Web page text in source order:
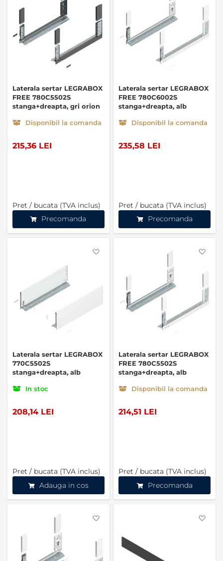
Laterala sertar LEGRABOX
FREE 780C5502S
stanga+dreapta, gri orion
Disponibil la comanda
215,36 LEI
Pret / bucata (TVA inclus)
Precomanda
Laterala sertar LEGRABOX
FREE 780C6002S
stanga+dreapta, alb
Disponibil la comanda
235,58 LEI
Pret / bucata (TVA inclus)
Precomanda
Laterala sertar LEGRABOX
770C5502S
stanga+dreapta, alb
In stoc
208,14 LEI
Pret / bucata (TVA inclus)
Adauga in cos
Laterala sertar LEGRABOX
FREE 780C5502S
stanga+dreapta, alb
Disponibil la comanda
214,51 LEI
Pret / bucata (TVA inclus)
Precomanda